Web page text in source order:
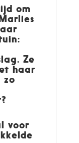
om
Ze
haar
zo
voor